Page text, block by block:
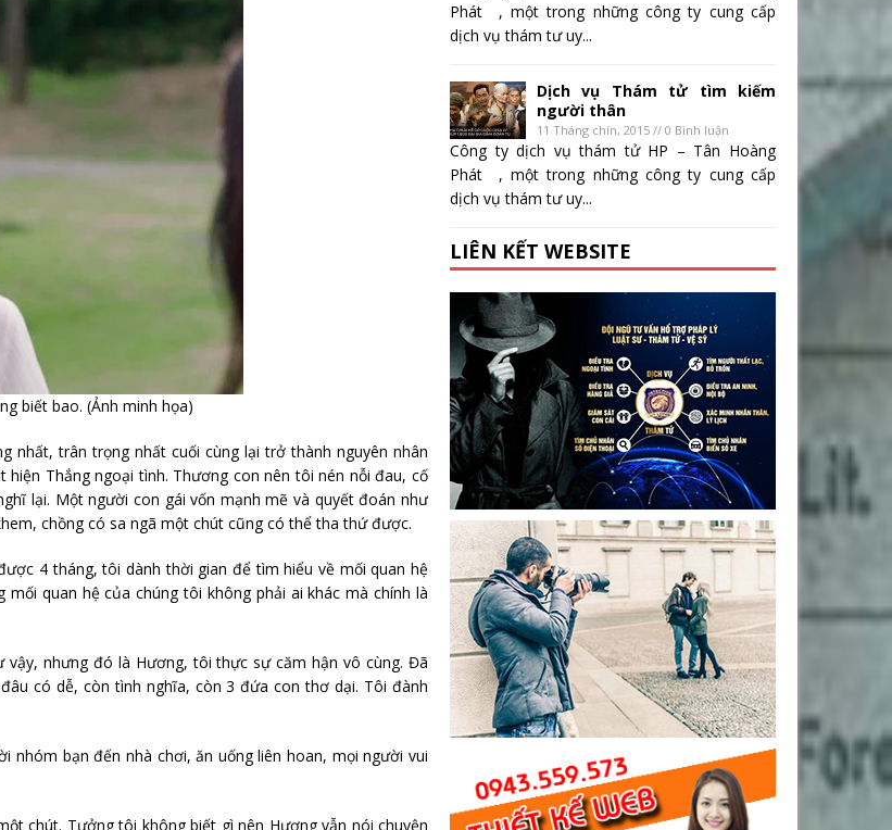
biết bao. (Ảnh minh họa)
nhất, trân trọng nhất cuối cùng lại trở thành nguyên nhân
Thắng ngoại tình. Thương con nên tôi nén nỗi đau, cố
lại. Một người con gái vốn mạnh mẽ và quyết đoán như
chồng có sa ngã một chút cũng có thể tha thứ được.
4 tháng, tôi dành thời gian để tìm hiểu về mối quan hệ
quan hệ của chúng tôi không phải ai khác mà chính là
nhưng đó là Hương, tôi thực sự căm hận vô cùng. Đã
có dễ, còn tình nghĩa, còn 3 đứa con thơ dại. Tôi đành
nhóm bạn đến nhà chơi, ăn uống liên hoan, mọi người vui
chút. Tưởng tôi không biết gì nên Hương vẫn nói chuyện
Phát , một trong những công ty cung cấp
dịch vụ thám tư uy...
Dịch vụ Thám tử tìm kiếm
người thân
11 Tháng chín, 2015 // 0 Bình luận
Công ty dịch vụ thám tử HP – Tân Hoàng
Phát , một trong những công ty cung cấp
dịch vụ thám tư uy...
LIÊN KẾT WEBSITE